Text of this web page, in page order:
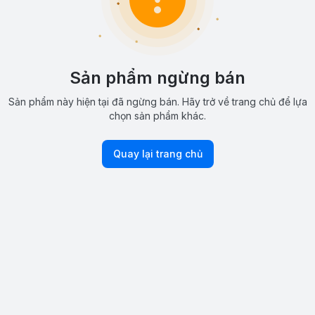
Sản phẩm ngừng bán
Sản phẩm này hiện tại đã ngừng bán. Hãy trở về trang chủ để lựa
chọn sản phẩm khác.
Quay lại trang chủ